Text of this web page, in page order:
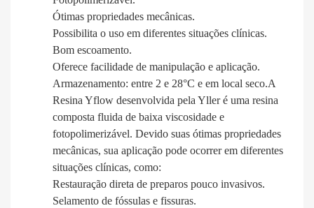
Ótimas propriedades mecânicas.
Possibilita o uso em diferentes situações clínicas.
Bom escoamento.
Oferece facilidade de manipulação e aplicação.
Armazenamento: entre 2 e 28°C e em local seco.A
Resina Yflow desenvolvida pela Yller é uma resina
composta fluida de baixa viscosidade e
fotopolimerizável. Devido suas ótimas propriedades
mecânicas, sua aplicação pode ocorrer em diferentes
situações clínicas, como:
Restauração direta de preparos pouco invasivos.
Selamento de fóssulas e fissuras.